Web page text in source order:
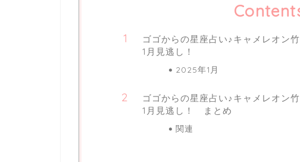
ゴゴからの星座占い♪キャメレオン
1月見逃し！
2025年1月
ゴゴからの星座占い♪キャメレオン
1月見逃し！ まとめ
関連